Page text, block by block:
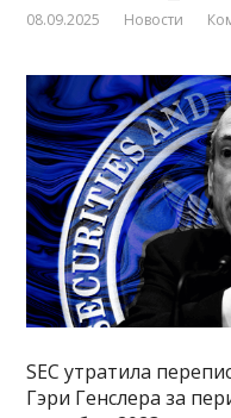
08.09.2025 Новости
SEC утратила
Гэри Генслера за